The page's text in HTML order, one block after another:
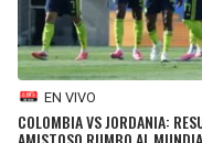
EN VIVO
COLOMBIA VS JORDANIA: